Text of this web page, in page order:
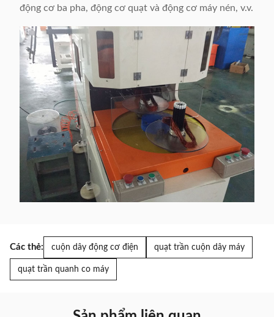
động cơ ba pha, động cơ quạt và động cơ máy nén, v.v.
Các thẻ: cuộn dây động cơ điện quạt trần cuộn dây máy
quạt trần quanh co máy